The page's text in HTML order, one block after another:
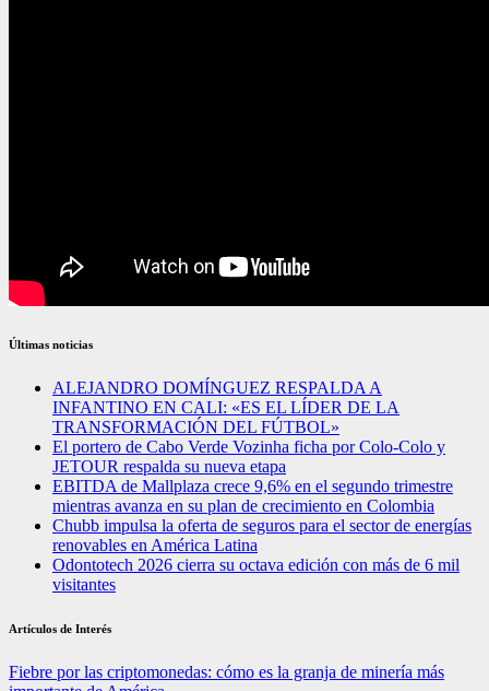
Últimas noticias
ALEJANDRO DOMÍNGUEZ RESPALDA A
INFANTINO EN CALI: «ES EL LÍDER DE LA
TRANSFORMACIÓN DEL FÚTBOL»
El portero de Cabo Verde Vozinha ficha por Colo-Colo y
JETOUR respalda su nueva etapa
EBITDA de Mallplaza crece 9,6% en el segundo trimestre
mientras avanza en su plan de crecimiento en Colombia
Chubb impulsa la oferta de seguros para el sector de energías
renovables en América Latina
Odontotech 2026 cierra su octava edición con más de 6 mil
visitantes
Artículos de Interés
Fiebre por las criptomonedas: cómo es la granja de minería más